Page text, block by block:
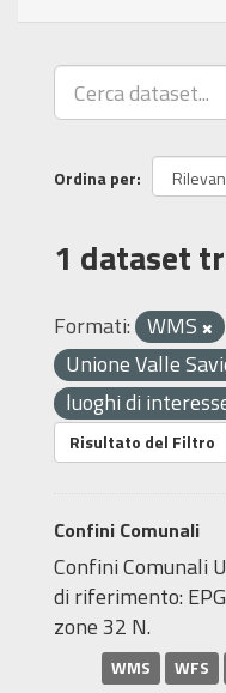
Ordina per
1 dataset
Formati: WMS
Unione Valle
luoghi di
Risultato del Filtro
Confini Comunali
Confini Comunali
di riferimento:
zone 32 N.
WMS WFS